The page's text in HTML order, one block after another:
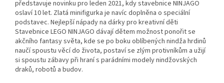
představuje novinku pro leden 2021, kdy stavebnice NINJAGO
oslaví 10 let. Zlatá minifigurka je navíc doplněna o speciální
podstavec. Nejlepší nápady na dárky pro kreativní děti
Stavebnice LEGO NINJAGO dávají dětem možnost ponořit se
akčního fantasy světa, kde se po boku oblíbených nindža hrdinů
naučí spoustu věcí do života, postaví se zlým protivníkům a užijí
si spoustu zábavy při hraní s parádními modely nindžovských
draků, robotů a budov.